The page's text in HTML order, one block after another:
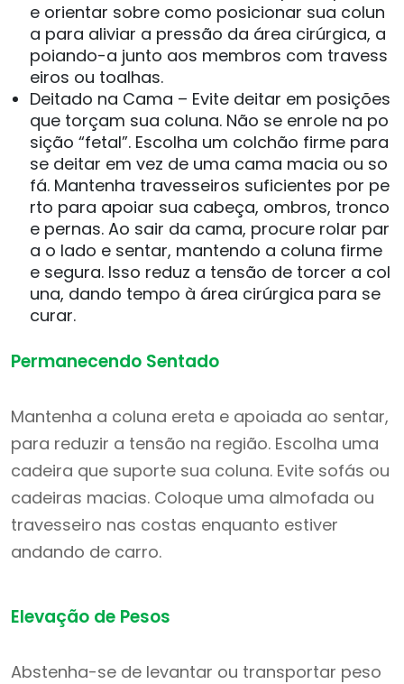
e orientar sobre como posicionar sua colun
a para aliviar a pressão da área cirúrgica, a
poiando-a junto aos membros com travess
eiros ou toalhas.
Deitado na Cama – Evite deitar em posições
que torçam sua coluna. Não se enrole na po
sição “fetal”. Escolha um colchão firme para
se deitar em vez de uma cama macia ou so
fá. Mantenha travesseiros suficientes por pe
rto para apoiar sua cabeça, ombros, tronco
e pernas. Ao sair da cama, procure rolar par
a o lado e sentar, mantendo a coluna firme
e segura. Isso reduz a tensão de torcer a col
una, dando tempo à área cirúrgica para se
curar.
Permanecendo Sentado
Mantenha a coluna ereta e apoiada ao sentar,
para reduzir a tensão na região. Escolha uma
cadeira que suporte sua coluna. Evite sofás ou
cadeiras macias. Coloque uma almofada ou
travesseiro nas costas enquanto estiver
andando de carro.
Elevação de Pesos
Abstenha-se de levantar ou transportar peso